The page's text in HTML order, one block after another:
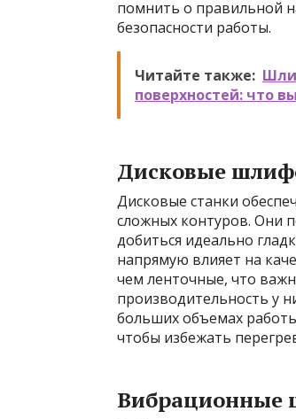
помнить о правильной
безопасности работы.
Читайте также:
поверхностей: что
Дисковые
Дисковые станки
сложных контуров. Они
добиться идеально
напрямую влияет на
чем ленточные, что
производительность у
больших объемах
чтобы избежать
Вибрационные